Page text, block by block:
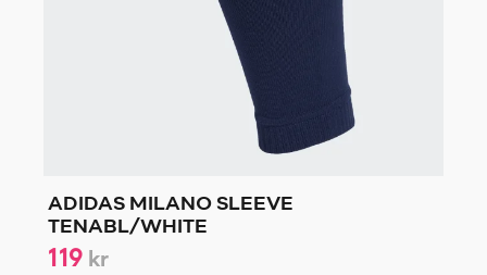
ADIDAS MILANO SLEEVE
TENABL/WHITE
119 kr